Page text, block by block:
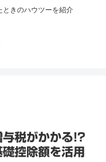
ときのハウツーを紹介
与税がかかる!?
控除額を活用